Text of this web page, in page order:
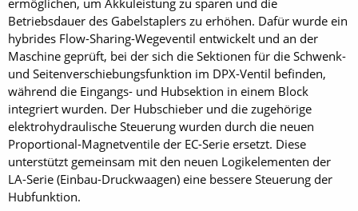
Betriebsdauer des Gabelstaplers zu erhöhen. Dafür wurde ein
hybrides Flow-Sharing-Wegeventil entwickelt und an der
Maschine geprüft, bei der sich die Sektionen für die Schwenk-
und Seitenverschiebungsfunktion im DPX-Ventil befinden,
während die Eingangs- und Hubsektion in einem Block
integriert wurden. Der Hubschieber und die zugehörige
elektrohydraulische Steuerung wurden durch die neuen
Proportional-Magnetventile der EC-Serie ersetzt. Diese
unterstützt gemeinsam mit den neuen Logikelementen der
LA-Serie (Einbau-Druckwaagen) eine bessere Steuerung der
Hubfunktion.